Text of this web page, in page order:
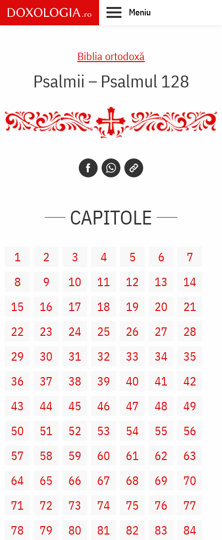
Skip
to
main
Meniu
Biblia ortodoxă
Psalmii – Psalmul 128
CAPITOLE
1 2 3 4 5 6
7
8
9 10 11 12 13
14
15
16 17 18 19 20
21
22
23 24 25 26 27
28
29
30 31 32 33 34
35
36
37 38 39 40 41
42
43
44 45 46 47 48
49
50
51 52 53 54 55
56
57
58 59 60 61 62
63
64
65 66 67 68 69
70
71
72 73 74 75 76
77
78
79 80 81 82 83
84